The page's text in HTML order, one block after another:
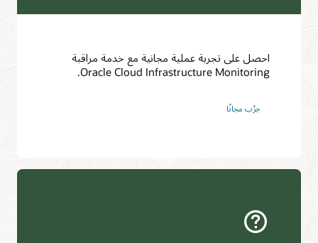
احصل على تجربة عملية مجانية مع خدمة مراقبة
Oracle Cloud Infrastructure Monitoring.
جرِّب مجانًا‬